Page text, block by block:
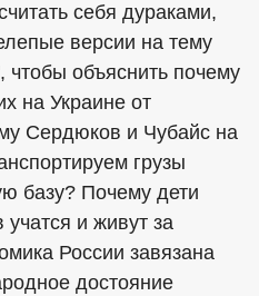
себя дураками,
версии на тему
чтобы объяснить почему
на Украине от
Сердюков и Чубайс на
грузы
базу? Почему дети
учатся и живут за
России завязана
достояние